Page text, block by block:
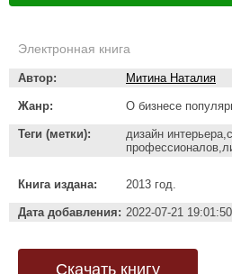
Электронная книга
Автор: Митина Наталия
Жанр: О бизнесе
Теги (метки):
дизайн
Книга издана: 2013 год.
Дата добавления: 2022-07-21 19:01:50
Скачать книгу